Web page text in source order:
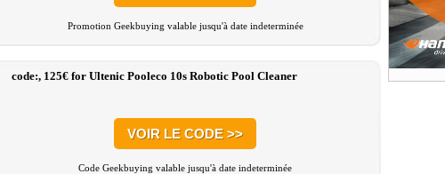
Promotion Geekbuying valable jusqu'à date indeterminée
code:, 125€ for Ultenic Pooleco 10s Robotic Pool Cleaner
VOIR LE CODE >>
Code Geekbuying valable jusqu'à date indeterminée